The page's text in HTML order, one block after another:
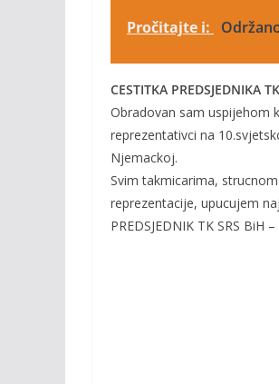
Pročitajte i:
CESTITKA PREDSJEDNIKA
Obradovan sam uspijehom
reprezentativci na
Njemackoj.
Svim takmicarima,
reprezentacije, upucujem
PREDSJEDNIK TK SRS BiH